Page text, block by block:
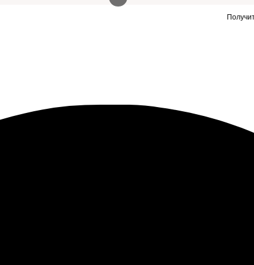
Получить заявки